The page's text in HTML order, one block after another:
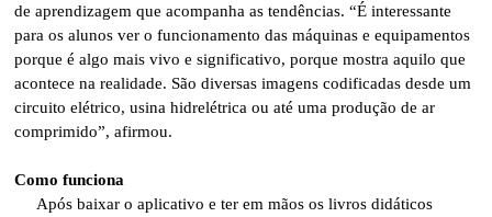
de aprendizagem que acompanha as tendências. “É interessante
para os alunos ver o funcionamento das máquinas e equipamentos
porque é algo mais vivo e significativo, porque mostra aquilo que
acontece na realidade. São diversas imagens codificadas desde um
circuito elétrico, usina hidrelétrica ou até uma produção de ar
comprimido”, afirmou.
Como funciona
Após baixar o aplicativo e ter em mãos os livros didáticos